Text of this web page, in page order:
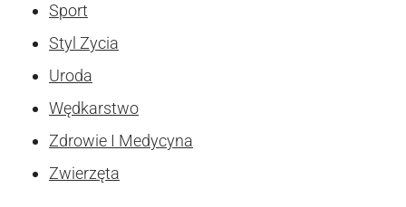
Sport
Styl Zycia
Uroda
Wędkarstwo
Zdrowie I Medycyna
Zwierzęta